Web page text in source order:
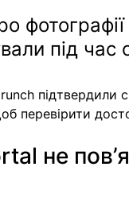
під час
підтвердили
перевірити
не